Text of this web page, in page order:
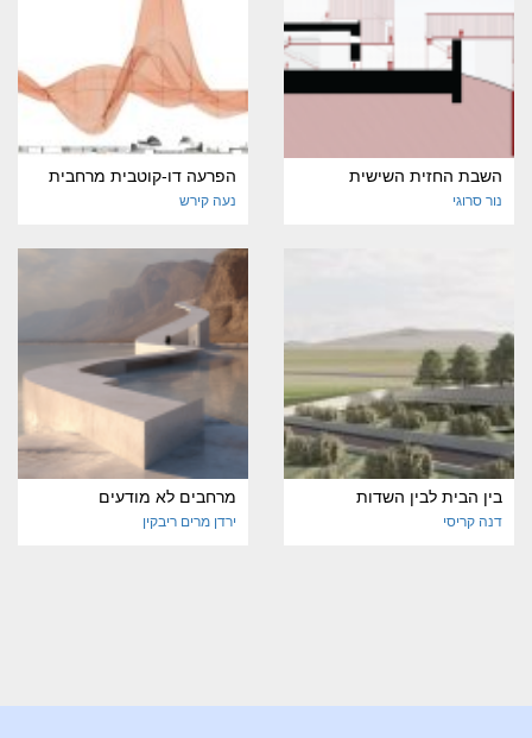
השבת החזית השישית
נור סרוגי
הפרעה דו-קוטבית מרחבית
נעה קירש
בין הבית לבין השדות
דנה קריסי
מרחבים לא מודעים
ירדן מרים ריבקין